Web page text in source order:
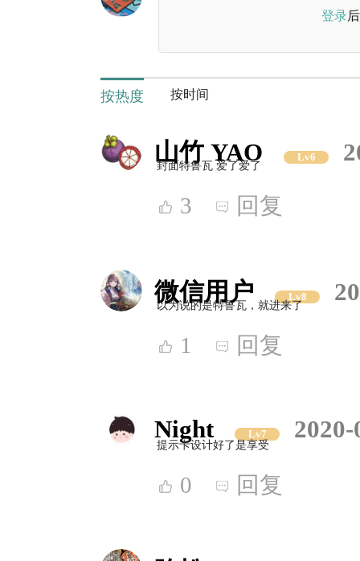
登录
按热度 按时间
山竹 YAO Lv6
封面特鲁瓦 爱了爱了
3 回复
微信用户 Lv8
以为说的是特鲁瓦，就进来了
1 回复
Night Lv7
提示卡设计好了是享受
0 回复